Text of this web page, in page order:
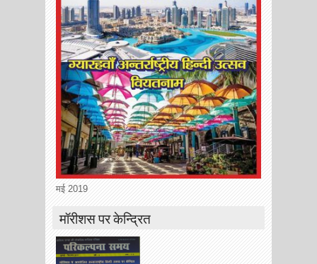
मई 2019
मॉरीशस पर केन्द्रित